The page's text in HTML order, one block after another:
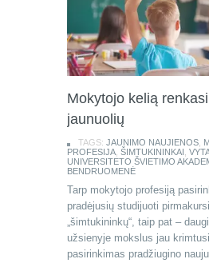
Mokytojo kelią
jaunuolių
TAGS: JAUNIMO NAUJIENOS
PROFESIJA ŠIMTUKININKAI
UNIVERSITETO ŠVIETIMO
BENDRUOMENĖ
Tarp mokytojo profesiją
pradėjusių studijuoti
„šimtukininkų“, taip pat –
užsienyje mokslus jau
pasirinkimas pradžiugino